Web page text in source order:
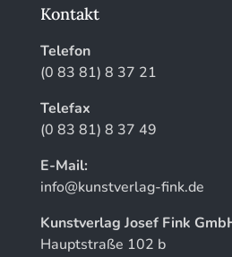
Kontakt
Telefon
(0 83 81) 8 37 21
Telefax
(0 83 81) 8 37 49
E-Mail:
info@kunstverlag-fink.de
Kunstverlag Josef Fink
Hauptstraße 102 b